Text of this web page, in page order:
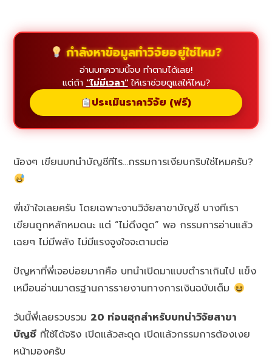
กำลังหาข้อมูลทำวิจัยอยู่ใช่ไหม?
อ่านบทความนี้จบ ทำตามได้เลย!
แต่ถ้า "ไม่มีเวลา"ให้เราช่วยดูแลให้ไหม?
ประเมินราคาวิจัย (ฟรี)
น้องๆ เขียนบทนำบัญชีทีไร…กรรมการเงียบกริบใช่ไหมครับ?
พี่เข้าใจเลยครับ โดยเฉพาะงานวิจัยสาขาบัญชี บางทีเรา
เขียนถูกหลักหมดนะ แต่ “ไม่ดึงดูด” พอ กรรมการอ่านแล้ว
เฉยๆ ไม่มีพลัง ไม่มีแรงจูงใจจะตามต่อ
ปัญหาที่พี่เจอบ่อยมากคือ บทนำเปิดมาแบบตำราเกินไป แข็ง
เหมือนอ่านมาตรฐานการรายงานทางการเงินฉบับเต็ม
วันนี้พี่เลยรวบรวม 20 ท่อนฮุกสำหรับบทนำวิจัยสาขา
บัญชี ที่ใช้ได้จริง เปิดแล้วสะดุด เปิดแล้วกรรมการต้องเงย
หน้ามองครับ